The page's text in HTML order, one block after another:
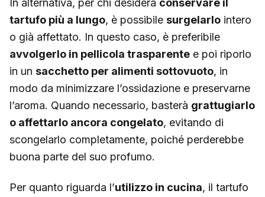
In alternativa, per chi desidera conservare il
tartufo più a lungo, è possibile surgelarlo intero
o già affettato. In questo caso, è preferibile
avvolgerlo in pellicola trasparente e poi riporlo
in un sacchetto per alimenti sottovuoto, in
modo da minimizzare l’ossidazione e preservarne
l’aroma. Quando necessario, basterà grattugiarlo
o affettarlo ancora congelato, evitando di
scongelarlo completamente, poiché perderebbe
buona parte del suo profumo.
Per quanto riguarda l’utilizzo in cucina, il tartufo